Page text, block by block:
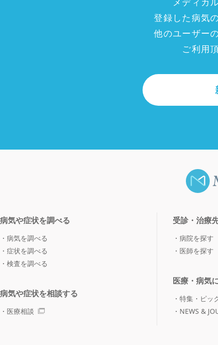
登録した病気
他のユーザー
ご利用
病気や症状を調べる
病気を調べる
症状を調べる
検査を調べる
病気や症状を相談する
医療相談
受診・治療
病院を探す
医師を探す
医療・病気
特集・ピッ
NEWS &